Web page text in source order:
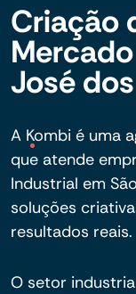
Criação
José
A Kombi é uma
que atende
Industrial em
soluções
resultados reais.
O setor